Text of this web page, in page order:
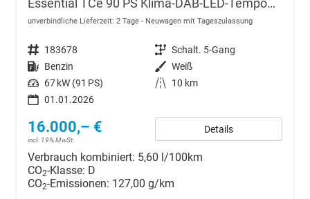
Essential TCe 90 PS Klima-DAB-LED-Tempomat-Limiter-sofort
unverbindliche Lieferzeit: 2 Tage Neuwagen mit Tageszulassung
Fahrzeugnr. 183678 Getriebe Schalt. 5-Gang
Kraftstoff Benzin Außenfarbe Weiß
Leistung 67 kW (91 PS) Kilometerstand
10 km
01.01.2026
16.000,– €
incl. 19% MwSt.
Details
Verbrauch kombiniert: 5,60 l/100km
CO2-Klasse: D
CO2-Emissionen: 127,00 g/km